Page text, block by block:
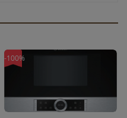
-100%